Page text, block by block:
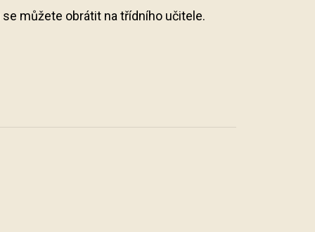
můžete obrátit na třídního učitele.